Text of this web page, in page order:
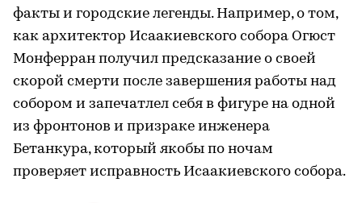
факты и городские легенды. Например, о том,
как архитектор Исаакиевского собора Огюст
Монферран получил предсказание о своей
скорой смерти после завершения работы над
собором и запечатлел себя в фигуре на одной
из фронтонов и призраке инженера
Бетанкура, который якобы по ночам
проверяет исправность Исаакиевского собора.